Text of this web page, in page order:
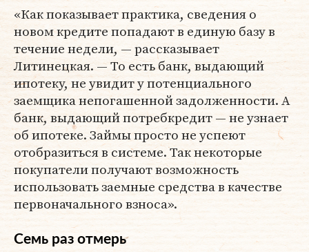
«Как показывает практика, сведения о
новом кредите попадают в единую базу в
течение недели, — рассказывает
Литинецкая. — То есть банк, выдающий
ипотеку, не увидит у потенциального
заемщика непогашенной задолженности. А
банк, выдающий потребкредит — не узнает
об ипотеке. Займы просто не успеют
отобразиться в системе. Так некоторые
покупатели получают возможность
использовать заемные средства в качестве
первоначального взноса».
Семь раз отмерь